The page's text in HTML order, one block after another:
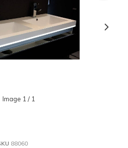
Image 1 / 1
88060